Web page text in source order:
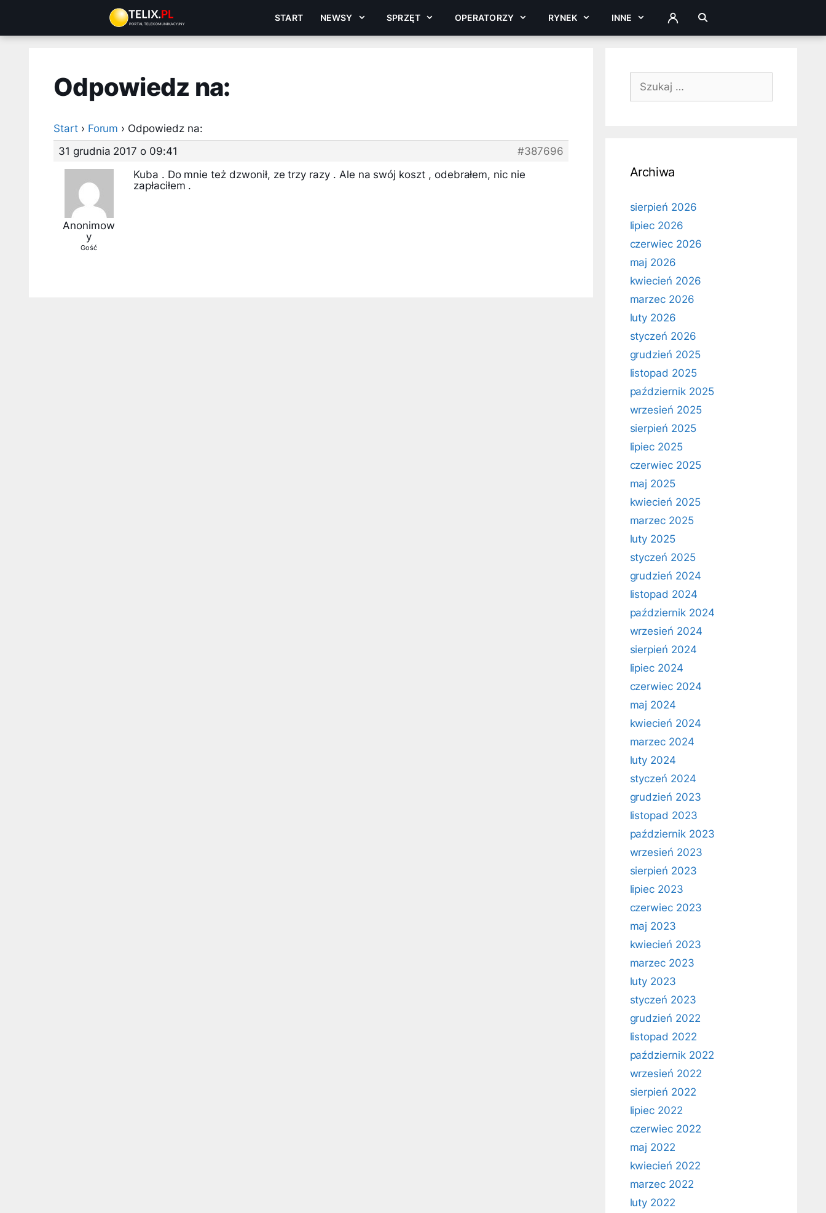
treści
START NEWSY SPRZĘT OPERATORZY RYNEK INNE ZALOGUJ
Odpowiedz na:
Start › Forum › Odpowiedz na:
31 grudnia 2017 o 09:41
#387696
Anonimow
y
Gość
Kuba . Do mnie też dzwonił, ze trzy razy . Ale na swój koszt , odebrałem, nic nie
zapłaciłem .
Szukaj:
Archiwa
sierpień 2026
lipiec 2026
czerwiec 2026
maj 2026
kwiecień 2026
marzec 2026
luty 2026
styczeń 2026
grudzień 2025
listopad 2025
październik 2025
wrzesień 2025
sierpień 2025
lipiec 2025
czerwiec 2025
maj 2025
kwiecień 2025
marzec 2025
luty 2025
styczeń 2025
grudzień 2024
listopad 2024
październik 2024
wrzesień 2024
sierpień 2024
lipiec 2024
czerwiec 2024
maj 2024
kwiecień 2024
marzec 2024
luty 2024
styczeń 2024
grudzień 2023
listopad 2023
październik 2023
wrzesień 2023
sierpień 2023
lipiec 2023
czerwiec 2023
maj 2023
kwiecień 2023
marzec 2023
luty 2023
styczeń 2023
grudzień 2022
listopad 2022
październik 2022
wrzesień 2022
sierpień 2022
lipiec 2022
czerwiec 2022
maj 2022
kwiecień 2022
marzec 2022
luty 2022